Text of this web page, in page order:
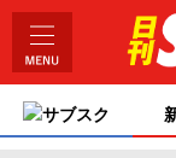
サブスク